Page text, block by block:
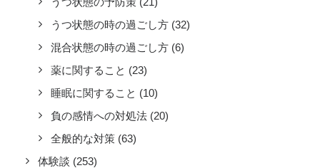
うつ状態の時の過ごし方 (32)
混合状態の時の過ごし方 (6)
薬に関すること (23)
睡眠に関すること (10)
負の感情への対処法 (20)
全般的な対策 (63)
体験談 (253)